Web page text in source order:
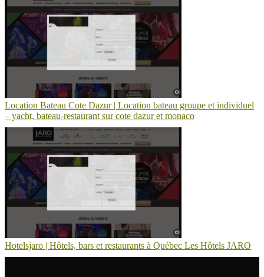
Location Bateau Cote Dazur | Location bateau groupe et individuel
– yacht, bateau-restaurant sur cote dazur et monaco
Hotelsjaro | Hôtels, bars et restaurants à Québec Les Hôtels JARO